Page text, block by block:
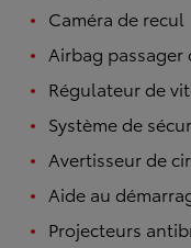
Caméra de recul
Airbag passager
Régulateur de
Système de
Avertisseur de
Aide au
Projecteurs